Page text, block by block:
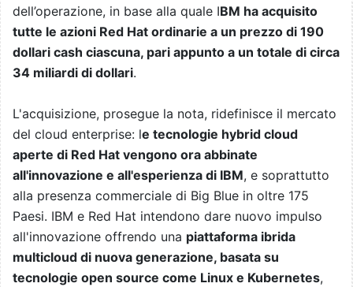
dell’operazione, in base alla quale IBM ha acquisito
tutte le azioni Red Hat ordinarie a un prezzo di 190
dollari cash ciascuna, pari appunto a un totale di circa
34 miliardi di dollari.
L'acquisizione, prosegue la nota, ridefinisce il mercato
del cloud enterprise: le tecnologie hybrid cloud
aperte di Red Hat vengono ora abbinate
all'innovazione e all'esperienza di IBM, e soprattutto
alla presenza commerciale di Big Blue in oltre 175
Paesi. IBM e Red Hat intendono dare nuovo impulso
all'innovazione offrendo una piattaforma ibrida
multicloud di nuova generazione, basata su
tecnologie open source come Linux e Kubernetes,